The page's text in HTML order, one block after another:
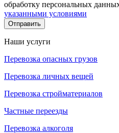
обработку персональных
указанными условиями
Отправить
Наши услуги
Перевозка опасных грузов
Перевозка личных вещей
Перевозка стройматериалов
Частные переезды
Перевозка алкоголя